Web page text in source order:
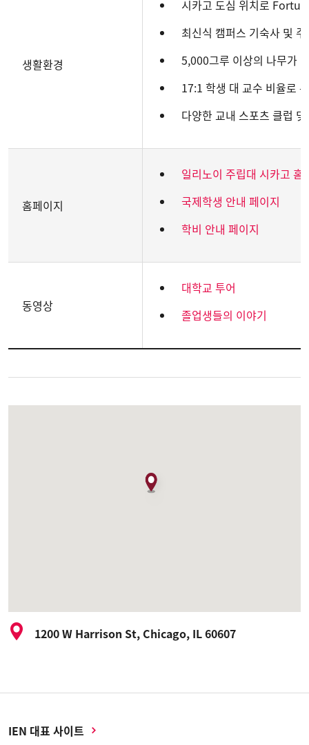
생활환경
시카고 도심 위치로
최신식 캠퍼스 기숙사 및
5,000그루 이상의 나무가
17:1 학생 대 교수 비율로
다양한 교내 스포츠 클럽
홈페이지
일리노이 주립대 시카고 홈
국제학생 안내 페이지
학비 안내 페이지
동영상
대학교 투어
졸업생들의 이야기
1200 W Harrison St, Chicago, IL 60607
IEN 대표 사이트